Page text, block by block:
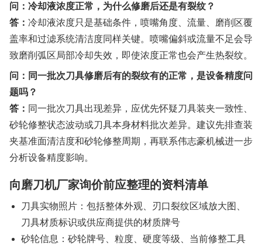
问：冷却液浓度正常，为什么修磨后还是有裂纹？
答： 冷却液浓度只是基础条件，喷嘴角度、流量、磨削区覆
盖率和过滤系统清洁度同样关键。喷嘴偏斜或流量不足会导
致磨削弧区局部冷却失效，即使浓度正常也会产生热裂纹。
问：同一批次刀具修磨后有的裂纹有的正常，是设备精度问
题吗？
答： 同一批次刀具出现差异，应优先怀疑刀具装夹一致性、
砂轮修整状态波动或刀具本身材料批次差异。建议先排查装
夹基准面清洁度和砂轮修整周期，再联系伟志豪机械进一步
分析设备精度影响。
向磨刀机厂家询价前应整理的资料清单
刀具实物照片：包括整体外观、刃口裂纹区域放大图、
刀具材质标识或供应商提供的材质牌号
砂轮信息：砂轮牌号、粒度、硬度等级、当前修整工具